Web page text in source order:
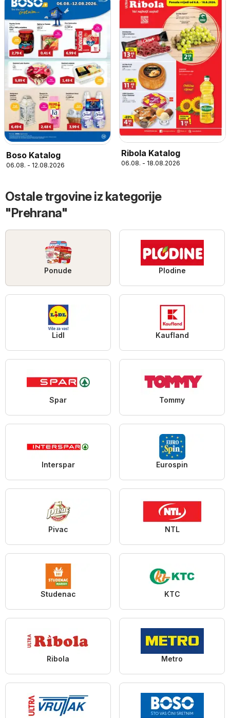
Boso Katalog
06.08. - 12.08.2026
Ribola Katalog
06.08. - 18.08.2026
Ostale trgovine iz kategorije
"Prehrana"
Ponude Plodine
Lidl Kaufland
Spar Tommy
Interspar Eurospin
Pivac NTL
Studenac KTC
Ribola Metro